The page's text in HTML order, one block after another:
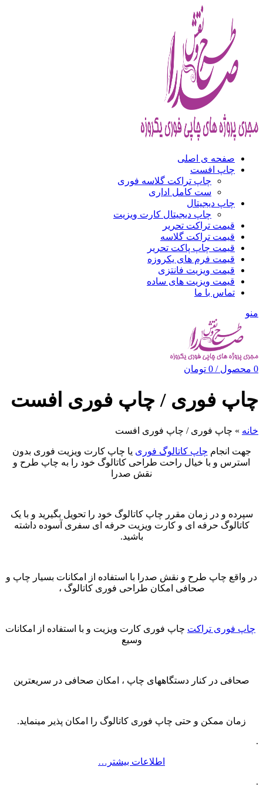
صفحه ی اصلی
چاپ افست
چاپ تراکت گلاسه فوری
ست کامل اداری
چاپ دیجیتال
چاپ دیجیتال کارت ویزیت
قیمت تراکت تحریر
قیمت تراکت گلاسه
قیمت چاپ پاکت تحریر
قیمت فرم های یکروزه
قیمت ویزیت فانتزی
قیمت ویزیت های ساده
تماس با ما
منو
0 محصول /
0 تومان
چاپ فوری / چاپ فوری افست
خانه » چاپ فوری / چاپ فوری افست
جهت انجام چاپ کاتالوگ فوری یا چاپ کارت ویزیت فوری بدون
استرس و با خیال راحت طراحی کاتالوگ خود را به چاپ طرح و
نقش صدرا
سپرده و در زمان مقرر چاپ کاتالوگ خود را تحویل بگیرید و با یک
کاتالوگ حرفه ای و کارت ویزیت حرفه ای سفری آسوده داشته
باشید.
در واقع چاپ طرح و نقش صدرا با استفاده از امکانات بسیار چاپ و
صحافی امکان طراحی فوری کاتالوگ ،
چاپ فوری تراکت چاپ فوری کارت ویزیت و با استفاده از امکانات
وسیع
صحافی در کنار دستگاههای چاپ ، امکان صحافی در سریعترین
زمان ممکن و حتی چاپ فوری کاتالوگ را امکان پذیر مینماید.
.
اطلاعات بیشتر…
.